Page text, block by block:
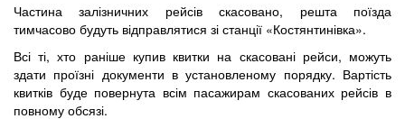
Частина залізничних рейсів скасовано, решта поїзда
тимчасово будуть відправлятися зі станції «Костянтинівка».
Всі ті, хто раніше купив квитки на скасовані рейси, можуть
здати проїзні документи в установленому порядку. Вартість
квитків буде повернута всім пасажирам скасованих рейсів в
повному обсязі.